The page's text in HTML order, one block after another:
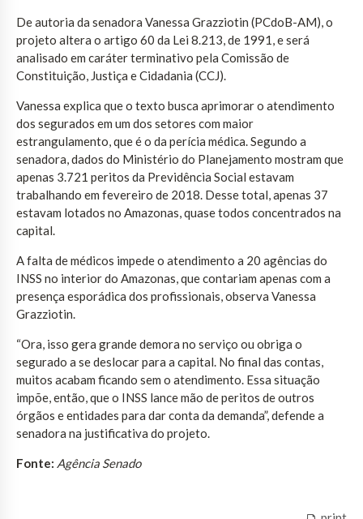
De autoria da senadora Vanessa Grazziotin (PCdoB-AM), o
projeto altera o artigo 60 da Lei 8.213, de 1991, e será
analisado em caráter terminativo pela Comissão de
Constituição, Justiça e Cidadania (CCJ).
Vanessa explica que o texto busca aprimorar o atendimento
dos segurados em um dos setores com maior
estrangulamento, que é o da perícia médica. Segundo a
senadora, dados do Ministério do Planejamento mostram que
apenas 3.721 peritos da Previdência Social estavam
trabalhando em fevereiro de 2018. Desse total, apenas 37
estavam lotados no Amazonas, quase todos concentrados na
capital.
A falta de médicos impede o atendimento a 20 agências do
INSS no interior do Amazonas, que contariam apenas com a
presença esporádica dos profissionais, observa Vanessa
Grazziotin.
“Ora, isso gera grande demora no serviço ou obriga o
segurado a se deslocar para a capital. No final das contas,
muitos acabam ficando sem o atendimento. Essa situação
impõe, então, que o INSS lance mão de peritos de outros
órgãos e entidades para dar conta da demanda”, defende a
senadora na justificativa do projeto.
Fonte: Agência Senado